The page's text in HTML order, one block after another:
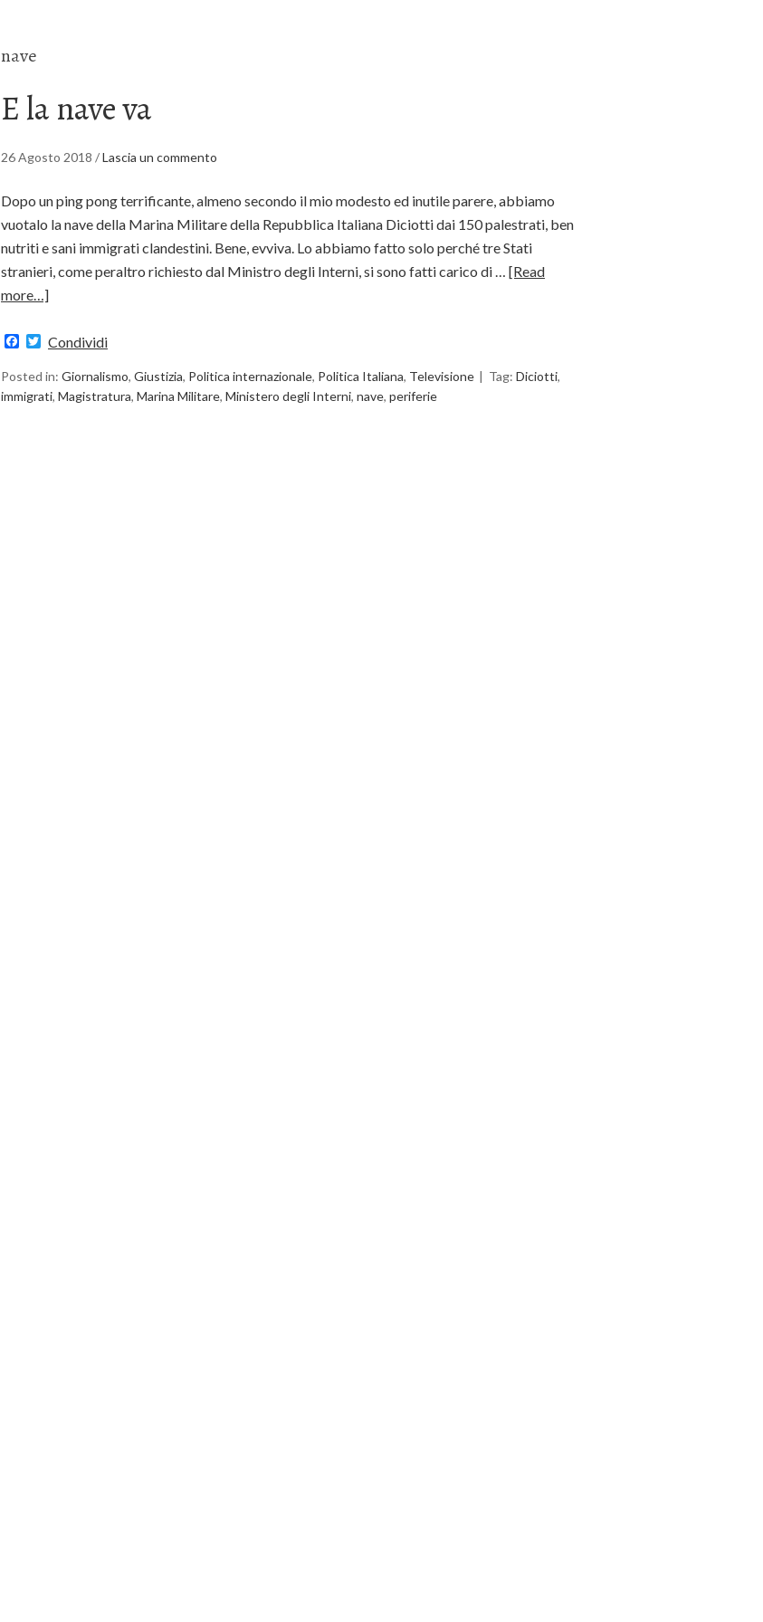
nave
E la nave va
26 Agosto 2018 /Lascia un commento
Dopo un ping pong terrificante, almeno secondo il mio modesto ed inutile parere, abbiamo
vuotalo la nave della Marina Militare della Repubblica Italiana Diciotti dai 150 palestrati, ben
nutriti e sani immigrati clandestini. Bene, evviva. Lo abbiamo fatto solo perché tre Stati
stranieri, come peraltro richiesto dal Ministro degli Interni, si sono fatti carico di … [Read
more…]
Facebook
Twitter
Condividi
Posted in: Giornalismo, Giustizia, Politica internazionale, Politica Italiana, Televisione Tag: Diciotti,
immigrati, Magistratura, Marina Militare, Ministero degli Interni, nave, periferie